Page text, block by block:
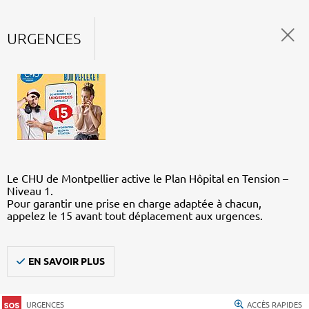
URGENCES
Le CHU de Montpellier active le Plan Hôpital en Tension –
Niveau 1.
Pour garantir une prise en charge adaptée à chacun,
appelez le 15 avant tout déplacement aux urgences.
EN SAVOIR PLUS
URGENCES ACCÈS RAPIDES